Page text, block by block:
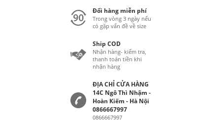
Đổi hàng miễn phí
Trong vòng 3 ngày nếu
có gặp vấn đề về size
Ship COD
Nhận hàng- kiểm tra,
thanh toán tiền khi
nhận hàng
ĐỊA CHỈ CỬA HÀNG
14C Ngô Thì Nhậm -
Hoàn Kiếm - Hà Nội
0866667997
0866667997